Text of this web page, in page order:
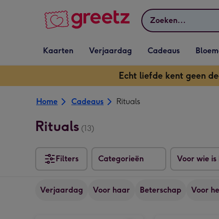
Zoeken
Vervolgkeuzelijst
Kaarten openen
Kaarten
Vervolgkeuzelijst
Verjaardag openen
Verjaardag
Vervolgkeuzelijst
Cadeaus openen
Cadeaus
Bloemen
Echt liefde kent geen
Home Cadeaus Rituals
Rituals (13)
Filters Categorieën Voor wie is
Verjaardag Voor haar Beterschap Voor